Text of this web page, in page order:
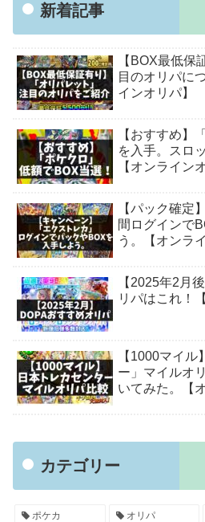
新着記事
【BOX最低保
目のオリパに
インオリパ】
【おすすめ】
を入手。スロ
【オンライン
【パック確定
間ログインで
う。【オンラ
【2025年2月
リパはこれ！
【1000マイ
ー」マイルオ
いてみた。【
カテゴリー
ポケカ オリパ